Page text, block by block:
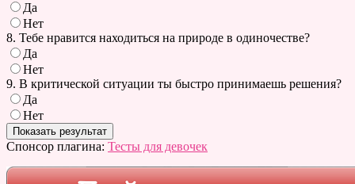
Да
Нет
8. Тебе нравится находиться на природе в одиночестве?
Да
Нет
9. В критической ситуации ты быстро принимаешь решения?
Да
Нет
Спонсор плагина: Тесты для девочек